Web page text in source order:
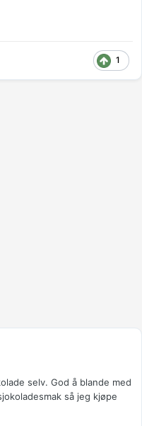
1
selv. God å blande med
så jeg kjøpe